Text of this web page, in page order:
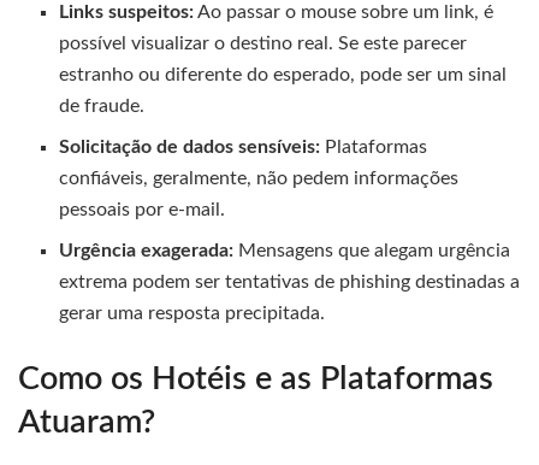
Links suspeitos:Ao passar o mouse sobre um link, é
possível visualizar o destino real. Se este parecer
estranho ou diferente do esperado, pode ser um sinal
de fraude.
Solicitação de dados sensíveis: Plataformas
confiáveis, geralmente, não pedem informações
pessoais por e-mail.
Urgência exagerada: Mensagens que alegam urgência
extrema podem ser tentativas de phishing destinadas a
gerar uma resposta precipitada.
Como os Hotéis e as Plataformas
Atuaram?